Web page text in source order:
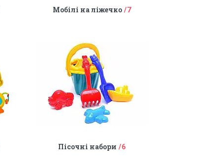
Мобілі на ліжечко 7
Пісочні набори 6